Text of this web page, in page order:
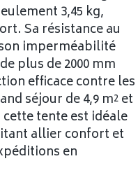
3,45 kg,
Sa résistance au
imperméabilité
plus de 2000 mm
efficace contre les
séjour de 4,9 m² et
tente est idéale
allier confort et
en